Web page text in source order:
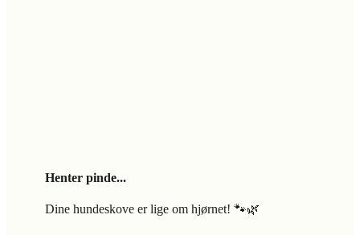
Henter pinde...
Dine hundeskove er lige om hjørnet! 🐾🌿